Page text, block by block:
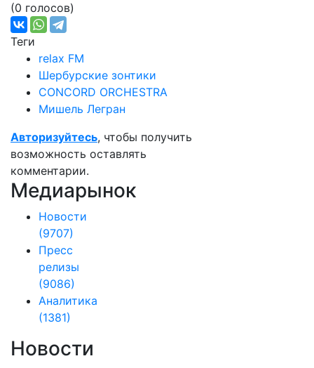
(0 голосов)
Теги
relax FM
Шербурские зонтики
CONCORD ORCHESTRA
Мишель Легран
Авторизуйтесь, чтобы получить
возможность оставлять
комментарии.
Медиарынок
Новости
(9707)
Пресс
релизы
(9086)
Аналитика
(1381)
Новости